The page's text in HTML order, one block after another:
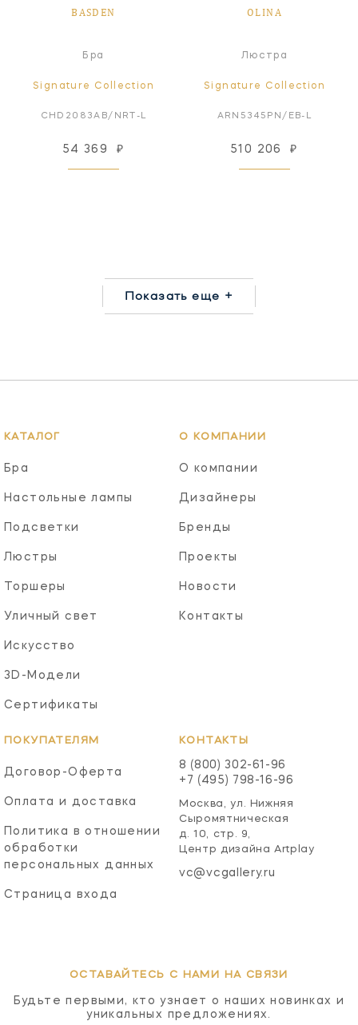
BASDEN
Бра
Signature Collection
CHD2083AB/NRT-L
54 369 ₽
OLINA
Люстра
Signature Collection
ARN5345PN/EB-L
510 206 ₽
Показать еще +
КАТАЛОГ
Бра
Настольные лампы
Подсветки
Люстры
Торшеры
Уличный свет
Искусство
3D-Модели
Сертификаты
О КОМПАНИИ
О компании
Дизайнеры
Бренды
Проекты
Новости
Контакты
ПОКУПАТЕЛЯМ
Договор-Оферта
Оплата и доставка
Политика в отношении
обработки
персональных данных
Страница входа
КОНТАКТЫ
8 (800) 302-61-96
+7 (495) 798-16-96
Москва, ул. Нижняя
Сыромятническая
д. 10, стр. 9,
Центр дизайна Artplay
vc@vcgallery.ru
ОСТАВАЙТЕСЬ С НАМИ НА СВЯЗИ
Будьте первыми, кто узнает о наших новинках и
уникальных предложениях.